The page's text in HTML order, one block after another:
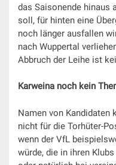
das Saisonende hinaus
soll, für hinten eine
noch länger ausfallen
nach Wuppertal
Abbruch der Leihe ist
Karweina noch kein
Namen von Kandidaten
nicht für die Torhüter-
wenn der VfL
würde, die in ihren